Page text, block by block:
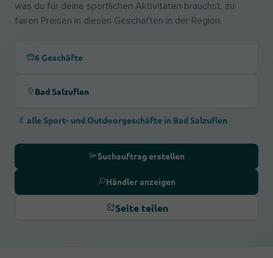
was du für deine sportlichen Aktivitäten brauchst, zu
fairen Preisen in diesen Geschäften in der Region.
6 Geschäfte
Bad Salzuflen
alle Sport- und Outdoorgeschäfte in Bad Salzuflen
Suchauftrag erstellen
Händler anzeigen
Seite teilen